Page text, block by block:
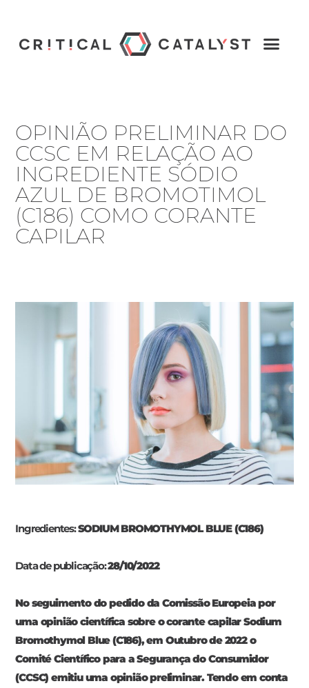
OPINIÃO PRELIMINAR DO
CCSC EM RELAÇÃO AO
INGREDIENTE SÓDIO
AZUL DE BROMOTIMOL
(C186) COMO CORANTE
CAPILAR
Ingredientes:SODIUM BROMOTHYMOL BLUE (C186)
Data de publicação:28/10/2022
No seguimento do pedido da Comissão Europeia por
uma opinião científica sobre o corante capilar Sodium
Bromothymol Blue (C186), em Outubro de 2022 o
Comité Científico para a Segurança do Consumidor
(CCSC) emitiu uma opinião preliminar. Tendo em conta